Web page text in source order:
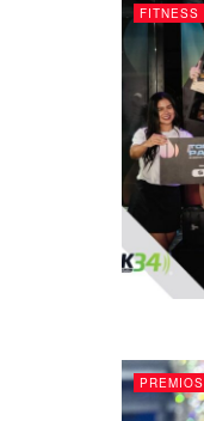
FITNESS
PREMIOS